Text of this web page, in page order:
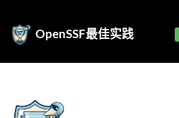
OpenSSF最佳实践